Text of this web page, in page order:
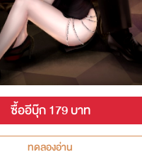
ซื้ออีบุ๊ก 179 บาท
ทดลองอ่าน